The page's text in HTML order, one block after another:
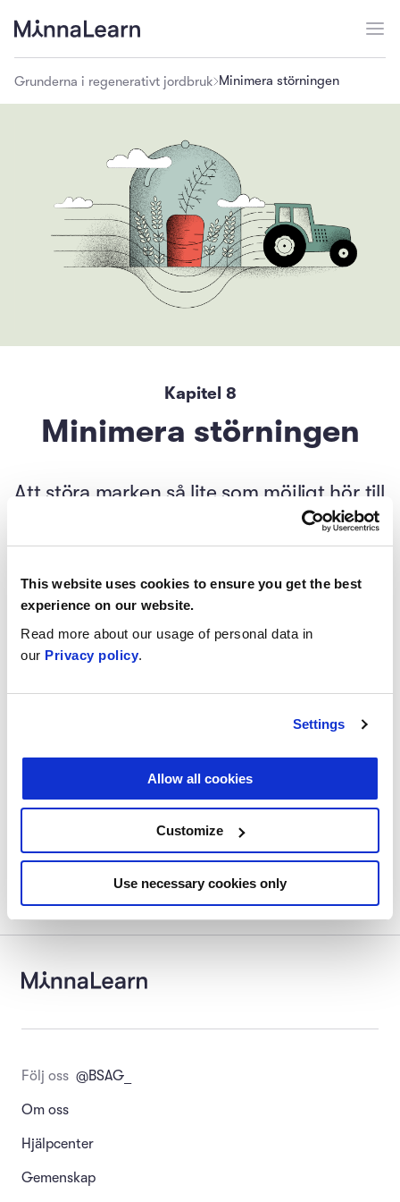
This website uses cookies to ensure you get the best
experience on our website.
Read more about our usage of personal data in
our Privacy policy.
Settings
Allow all cookies
Customize
Use necessary cookies only
Grunderna i regenerativt jordbruk Minimera störningen
Kapitel 8
Minimera störningen
Att störa marken så lite som möjligt hör till
grundprinciperna för regenerativt
jordbruk. Det innefattar bland annat att
reducera jordbearbetningen och
minimera användningen av
växtskyddsmedel.
Avsnitt övningar
Följ oss @BSAG_
Om oss
Hjälpcenter
Gemenskap